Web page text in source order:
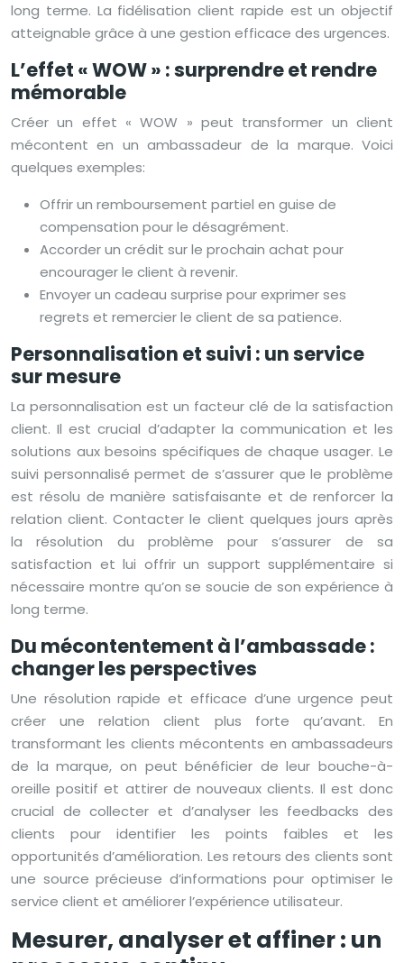
long terme. La fidélisation client rapide est un objectif
atteignable grâce à une gestion efficace des urgences.
L’effet « WOW » : surprendre et rendre
mémorable
Créer un effet « WOW » peut transformer un client
mécontent en un ambassadeur de la marque. Voici
quelques exemples:
Offrir un remboursement partiel en guise de
compensation pour le désagrément.
Accorder un crédit sur le prochain achat pour
encourager le client à revenir.
Envoyer un cadeau surprise pour exprimer ses
regrets et remercier le client de sa patience.
Personnalisation et suivi : un service
sur mesure
La personnalisation est un facteur clé de la satisfaction
client. Il est crucial d’adapter la communication et les
solutions aux besoins spécifiques de chaque usager. Le
suivi personnalisé permet de s’assurer que le problème
est résolu de manière satisfaisante et de renforcer la
relation client. Contacter le client quelques jours après
la résolution du problème pour s’assurer de sa
satisfaction et lui offrir un support supplémentaire si
nécessaire montre qu’on se soucie de son expérience à
long terme.
Du mécontentement à l’ambassade :
changer les perspectives
Une résolution rapide et efficace d’une urgence peut
créer une relation client plus forte qu’avant. En
transformant les clients mécontents en ambassadeurs
de la marque, on peut bénéficier de leur bouche-à-
oreille positif et attirer de nouveaux clients. Il est donc
crucial de collecter et d’analyser les feedbacks des
clients pour identifier les points faibles et les
opportunités d’amélioration. Les retours des clients sont
une source précieuse d’informations pour optimiser le
service client et améliorer l’expérience utilisateur.
Mesurer, analyser et affiner : un